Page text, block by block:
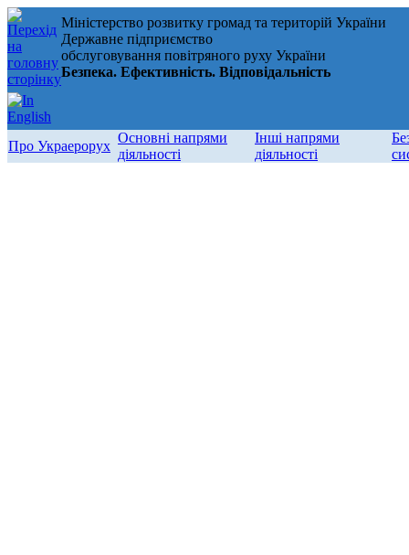
Міністерство розвитку громад та територій України
Державне підприємство
обслуговування повітряного руху України
Безпека. Ефективність. Відповідальність
Про Украерорух
Основні напрями
діяльності
Інші напрями
діяльності